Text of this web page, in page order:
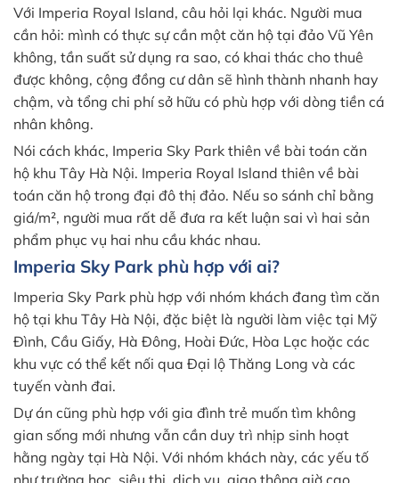
Với Imperia Royal Island, câu hỏi lại khác. Người mua
cần hỏi: mình có thực sự cần một căn hộ tại đảo Vũ Yên
không, tần suất sử dụng ra sao, có khai thác cho thuê
được không, cộng đồng cư dân sẽ hình thành nhanh hay
chậm, và tổng chi phí sở hữu có phù hợp với dòng tiền cá
nhân không.
Nói cách khác, Imperia Sky Park thiên về bài toán căn
hộ khu Tây Hà Nội. Imperia Royal Island thiên về bài
toán căn hộ trong đại đô thị đảo. Nếu so sánh chỉ bằng
giá/m², người mua rất dễ đưa ra kết luận sai vì hai sản
phẩm phục vụ hai nhu cầu khác nhau.
Imperia Sky Park phù hợp với ai?
Imperia Sky Park phù hợp với nhóm khách đang tìm căn
hộ tại khu Tây Hà Nội, đặc biệt là người làm việc tại Mỹ
Đình, Cầu Giấy, Hà Đông, Hoài Đức, Hòa Lạc hoặc các
khu vực có thể kết nối qua Đại lộ Thăng Long và các
tuyến vành đai.
Dự án cũng phù hợp với gia đình trẻ muốn tìm không
gian sống mới nhưng vẫn cần duy trì nhịp sinh hoạt
hằng ngày tại Hà Nội. Với nhóm khách này, các yếu tố
như trường học, siêu thị, dịch vụ, giao thông giờ cao